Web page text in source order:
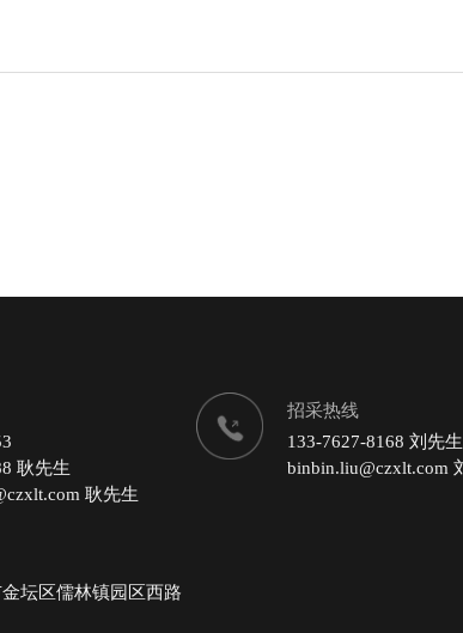
耿先生
耿先生
招采热线
133-7627-8168 刘先生
binbin.liu@czxlt.com
坛区儒林镇园区西路